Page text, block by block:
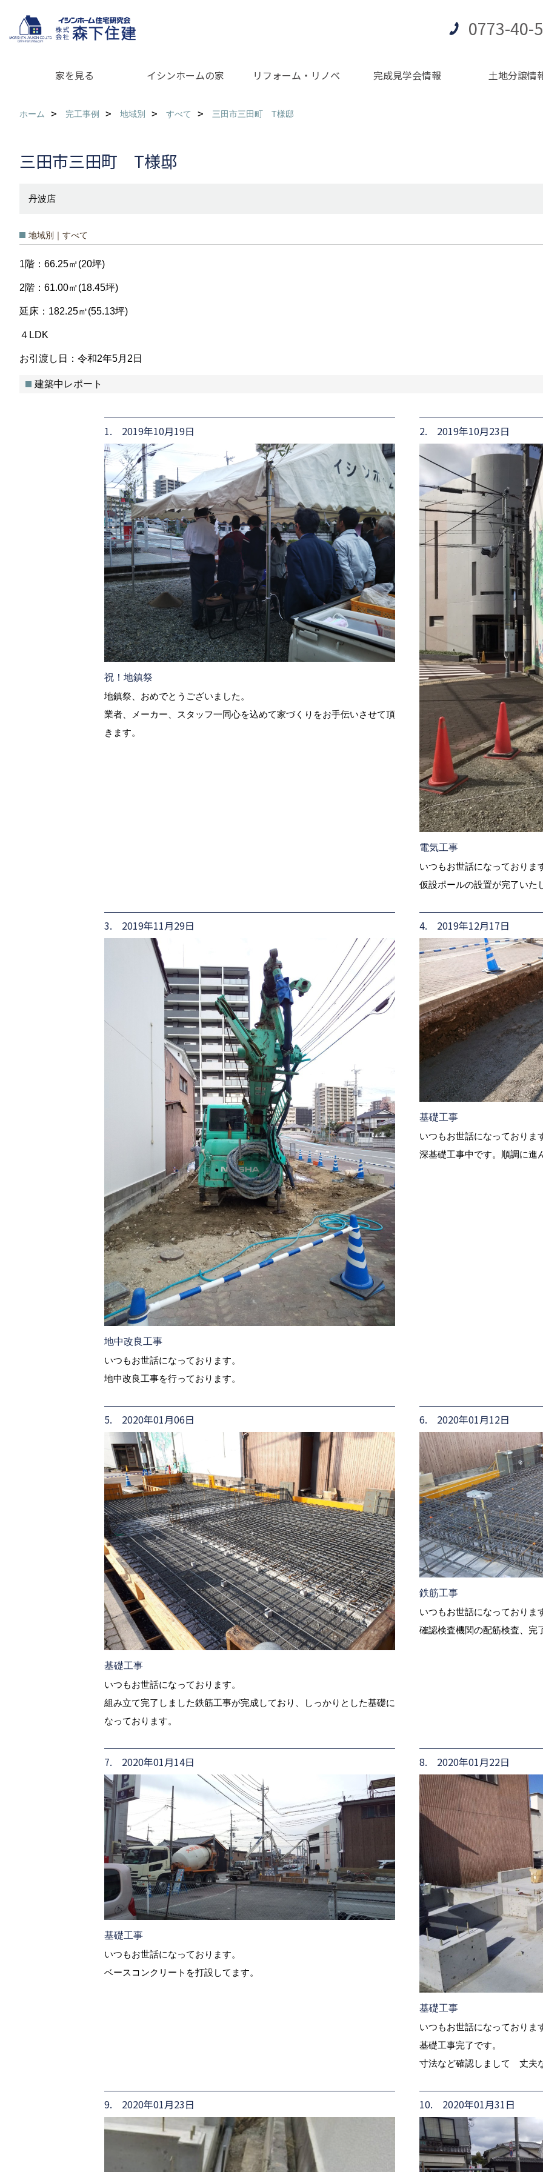
0773-40-
家を見る イシンホームの家 リフォーム・リノベ 完成見学会情報 土地分譲情
ホーム 完工事例 地域別 すべて 三田市三田町 T様邸
三田市三田町 T様邸
丹波店
地域別｜すべて
1階：66.25㎡(20坪)
2階：61.00㎡(18.45坪)
延床：182.25㎡(55.13坪)
４LDK
お引渡し日：令和2年5月2日
建築中レポート
1. 2019年10月19日
祝！地鎮祭
地鎮祭、おめでとうございました。
業者、メーカー、スタッフ一同心を込めて家づくりをお手伝いさせて頂
きます。
2. 2019年10月23日
電気工事
いつもお世話になっておりま
仮設ポールの設置が完了いた
3. 2019年11月29日
地中改良工事
いつもお世話になっております。
地中改良工事を行っております。
4. 2019年12月17日
基礎工事
いつもお世話になっておりま
深基礎工事中です。順調に進
5. 2020年01月06日
基礎工事
いつもお世話になっております。
組み立て完了しました鉄筋工事が完成しており、しっかりとした基礎に
なっております。
6. 2020年01月12日
鉄筋工事
いつもお世話になっておりま
確認検査機関の配筋検査、
7. 2020年01月14日
基礎工事
いつもお世話になっております。
ベースコンクリートを打設してます。
8. 2020年01月22日
基礎工事
いつもお世話になっておりま
基礎工事完了です。
寸法など確認しまして 丈夫
9. 2020年01月23日 10. 2020年01月31日